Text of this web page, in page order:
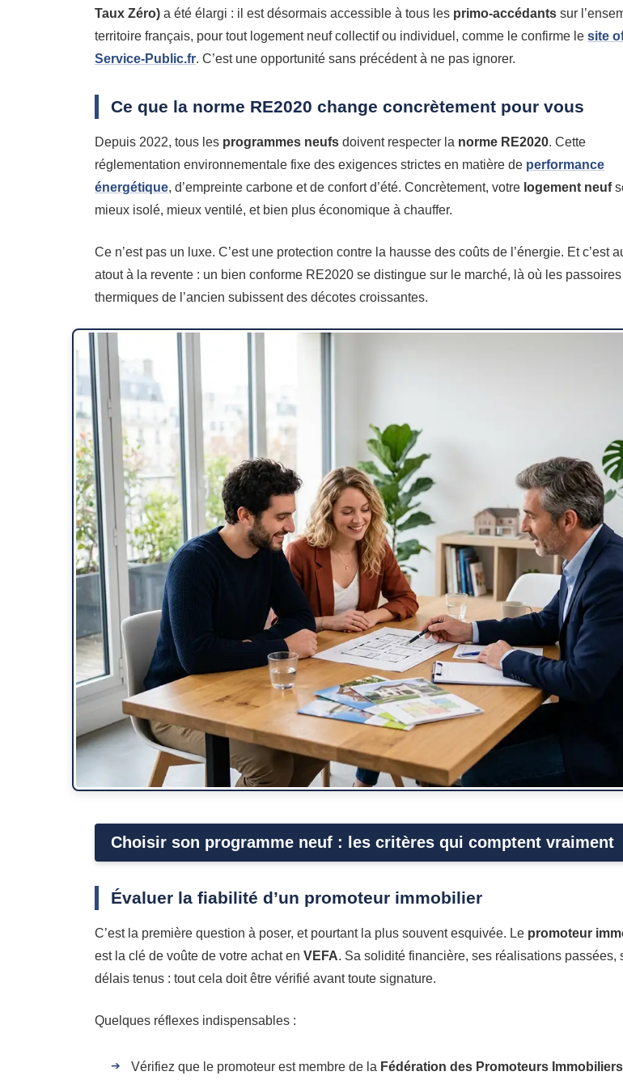
Taux Zéro) a été élargi : il est désormais accessible à tous les primo-accédants sur
territoire français, pour tout logement neuf collectif ou individuel, comme le confirme lesite
Service-Public.fr. C’est une opportunité sans précédent à ne pas ignorer.
Ce que la norme RE2020 change concrètement pour vous
Depuis 2022, tous les programmes neufs doivent respecter la norme RE2020. Cette
réglementation environnementale fixe des exigences strictes en matière de performance
énergétique, d’empreinte carbone et de confort d’été. Concrètement, votre logement neuf
mieux isolé, mieux ventilé, et bien plus économique à chauffer.
Ce n’est pas un luxe. C’est une protection contre la hausse des coûts de l’énergie. Et c’est
atout à la revente : un bien conforme RE2020 se distingue sur le marché, là où les passoires
thermiques de l’ancien subissent des décotes croissantes.
Choisir son programme neuf : les critères qui comptent vraiment
Évaluer la fiabilité d’un promoteur immobilier
C’est la première question à poser, et pourtant la plus souvent esquivée. Le promoteur
est la clé de voûte de votre achat enVEFA. Sa solidité financière, ses réalisations passées,
délais tenus : tout cela doit être vérifié avant toute signature.
Quelques réflexes indispensables :
Vérifiez que le promoteur est membre de la Fédération des Promoteurs